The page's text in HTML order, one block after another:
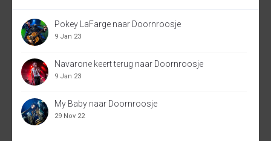
Pokey LaFarge naar Doornroosje
9 Jan 23
Navarone keert terug naar Doornroosje
9 Jan 23
My Baby naar Doornroosje
29 Nov 22